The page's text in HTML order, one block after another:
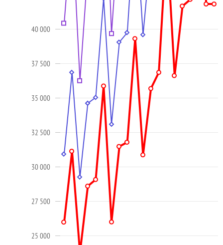
25 000
27 500
30 000
32 500
35 000
37 500
40 000